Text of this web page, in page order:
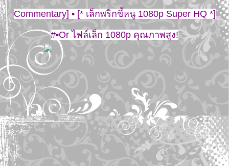
Commentary] • [* เล็กพริกขี้หนู 1080p Super HQ *]
#•Or ไฟล์เล็ก 1080p คุณภาพสูง!